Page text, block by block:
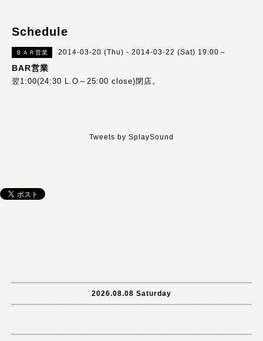
Schedule
ＢＡＲ営業 2014-03-20 (Thu) - 2014-03-22 (Sat) 19:00～
BAR営業
翌1:00(24:30 L.O～25:00 close)閉店。
Tweets by SplaySound
2026.08.08 Saturday